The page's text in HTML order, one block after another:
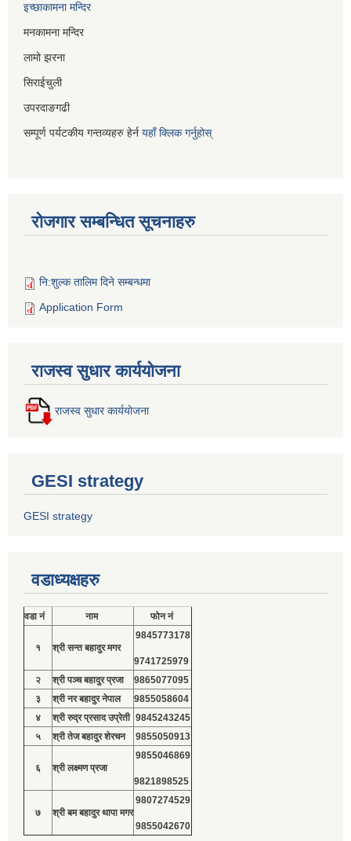
इच्छाकामना मन्दिर
मनकामना मन्दिर
लामो झरना
सिराईचुली
उपरदाङगढी
सम्पूर्ण पर्यटकीय गन्तव्यहरु हेर्न यहाँ क्लिक गर्नुहोस्
रोजगार सम्बन्धित सूचनाहरु
नि:शुल्क तालिम दिने सम्बन्धमा
Application Form
राजस्व सुधार कार्ययोजना
राजस्व सुधार कार्ययोजना
GESI strategy
GESI strategy
वडाध्यक्षहरु
वडा नं नाम फोन नं
१ श्री सन्त बहादुर मगर
9845773178
9741725979
२
श्री पञ्च बहादुर प्रजा
9865077095
३
श्री नर बहादुर नेपाल
9855058604
४
श्री रुद्र प्रसाद उप्रेती 9845243245
५
श्री तेज बहादुर शेरचन 9855050913
६ श्री लक्ष्मण प्रजा
9855046869
9821898525
७ श्री बम बहादुर थापा मगर
9807274529
9855042670